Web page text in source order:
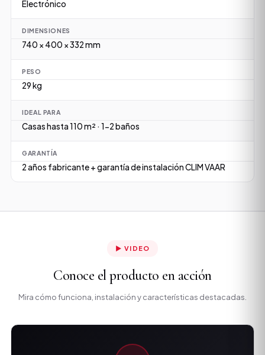
Electrónico
DIMENSIONES
740 × 400 × 332 mm
PESO
29 kg
IDEAL PARA
Casas hasta 110 m² · 1-2 baños
GARANTÍA
2 años fabricante + garantía de instalación CLIM VAAR
▶ VIDEO
Conoce el producto en acción
Mira cómo funciona, instalación y características destacadas.